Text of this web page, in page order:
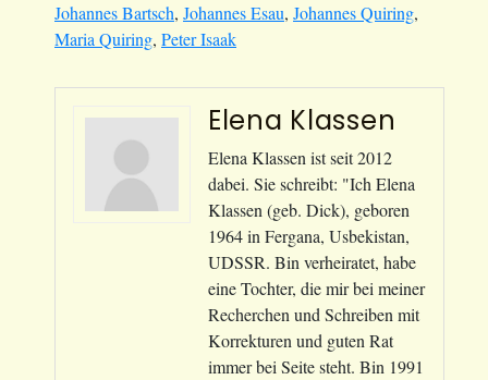
Johannes Bartsch, Johannes Esau, Johannes Quiring,
Maria Quiring, Peter Isaak
Elena Klassen
Elena Klassen ist seit 2012
dabei. Sie schreibt: "Ich Elena
Klassen (geb. Dick), geboren
1964 in Fergana, Usbekistan,
UDSSR. Bin verheiratet, habe
eine Tochter, die mir bei meiner
Recherchen und Schreiben mit
Korrekturen und guten Rat
immer bei Seite steht. Bin 1991